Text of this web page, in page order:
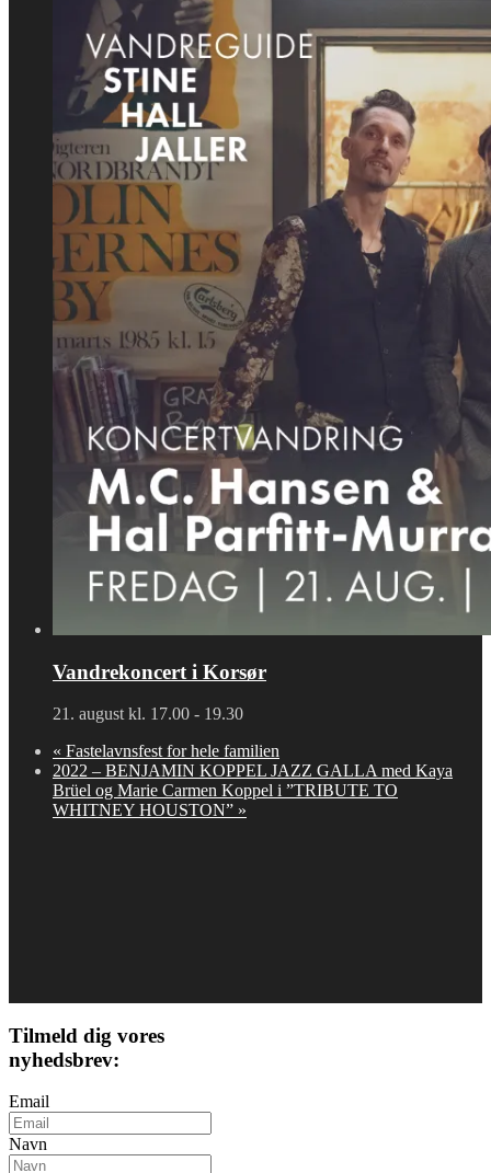
Vandrekoncert i Korsør
21. august kl. 17.00 - 19.30
« Fastelavnsfest for hele familien
2022 – BENJAMIN KOPPEL JAZZ GALLA med Kaya
Brüel og Marie Carmen Koppel i ”TRIBUTE TO
WHITNEY HOUSTON” »
Tilmeld dig vores
nyhedsbrev:
Email
Navn